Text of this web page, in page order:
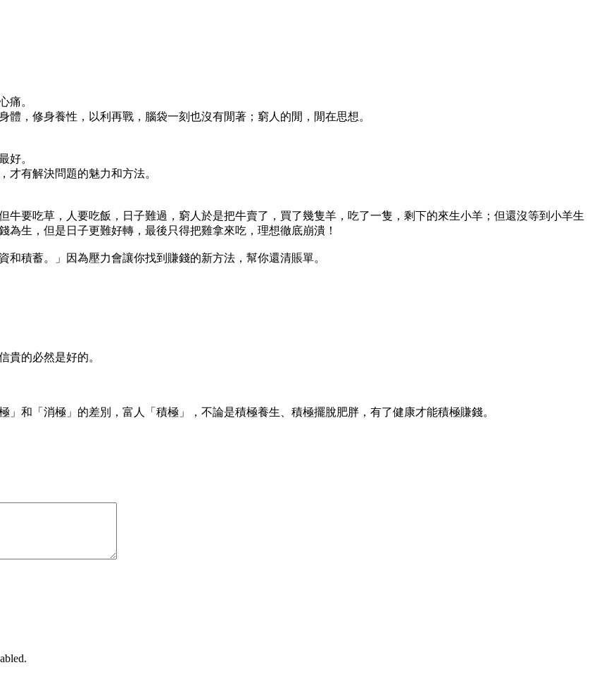
痛。
，修身養性，以利再戰，腦袋一刻也沒有閒著；窮人的閒，閒在思想。
好。
才有解決問題的魅力和方法。
牛要吃草，人要吃飯，日子難過，窮人於是把牛賣了，買了幾隻羊，吃了一隻，剩下的來生小羊；但還沒等到小羊生
生，但是日子更難好轉，最後只得把雞拿來吃，理想徹底崩潰！
積蓄。」因為壓力會讓你找到賺錢的新方法，幫你還清賬單。
貴的必然是好的。
和「消極」的差別，富人「積極」，不論是積極養生、積極擺脫肥胖，有了健康才能積極賺錢。
.